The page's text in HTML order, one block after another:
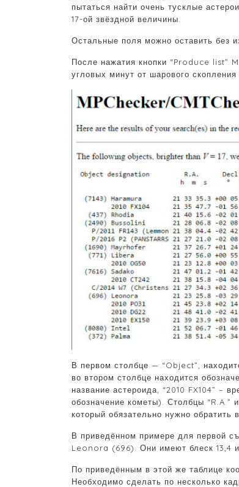
пытаться найти очень тусклые
17-ой звёздной величины.
Остальные поля можно оставить без
После нажатия кнопки “Produce list”
угловых минут от шарового скопления
В первом столбце — “Object”,
во втором столбце находится
название астероида, “2010 FX104” –
обозначение кометы). Столбцы “R.A.”
который обязательно нужно обратить
В приведённом примере для первой
Leonora (696). Они имеют блеск 13,4 и
По приведённым в этой же таблице
Необходимо сделать по несколько